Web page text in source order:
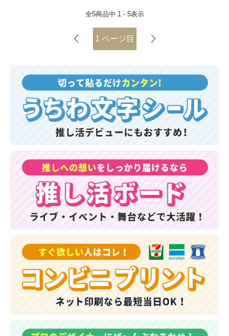
全5商品中 1 - 5表示
1 ページ目